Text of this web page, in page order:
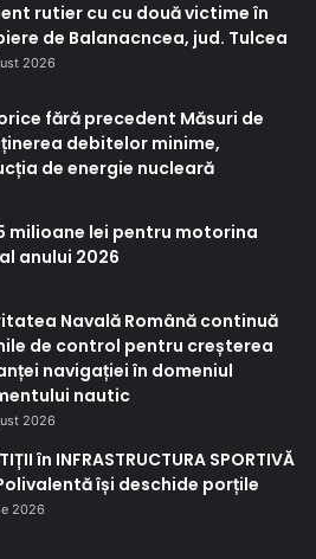
rutier cu cu două victime în
de Balanacncea, jud. Tulcea
2026
fără precedent Măsuri de
debitelor minime,
de energie nucleară
milioane lei pentru motorina
anului 2026
Navală Română continuă
de control pentru creșterea
navigației în domeniul
nautic
2026
în INFRASTRUCTURA SPORTIVĂ
își deschide porțile
2026